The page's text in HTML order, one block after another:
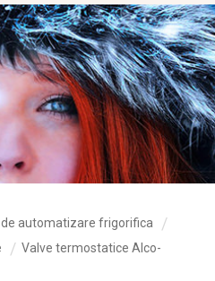
automatizare frigorifica
Valve termostatice Alco-